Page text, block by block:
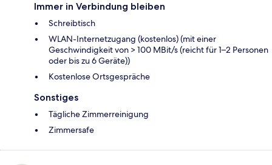
Immer in Verbindung bleiben
Schreibtisch
WLAN-Internetzugang (kostenlos) (mit einer
Geschwindigkeit von > 100 MBit/s (reicht für 1–2 Personen
oder bis zu 6 Geräte))
Kostenlose Ortsgespräche
Sonstiges
Tägliche Zimmerreinigung
Zimmersafe